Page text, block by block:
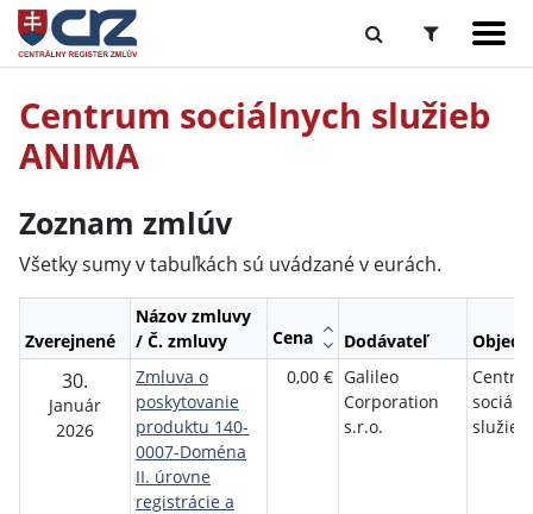
Centrum sociálnych služieb
ANIMA
Zoznam zmlúv
Všetky sumy v tabuľkách sú uvádzané v eurách.
Zverejnené
Názov zmluvy
/ Č. zmluvy
Cena Dodávateľ
30.
Január
2026
Zmluva o
poskytovanie
produktu 140-
0007-Doména
II. úrovne
registrácie a
0,00 € Galileo
Corporation
s.r.o.
služieb